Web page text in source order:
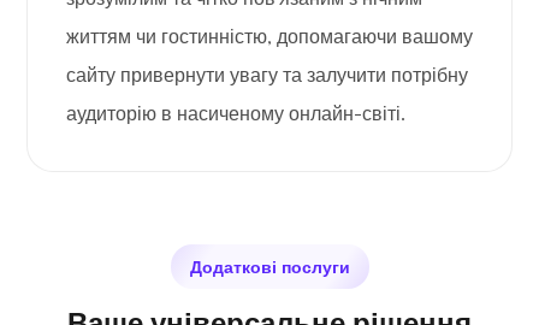
життям чи гостинністю, допомагаючи вашому
сайту привернути увагу та залучити потрібну
аудиторію в насиченому онлайн-світі.
Додаткові послуги